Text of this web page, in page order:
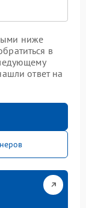
ниже
в
ответ на